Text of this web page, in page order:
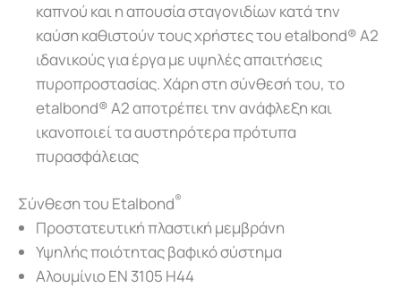
καπνού και η απουσία σταγονιδίων κατά την
καύση καθιστούν τους χρήστες του etalbond® A2
ιδανικούς για έργα με υψηλές απαιτήσεις
πυροπροστασίας. Χάρη στη σύνθεσή του, το
etalbond® A2 αποτρέπει την ανάφλεξη και
ικανοποιεί τα αυστηρότερα πρότυπα
πυρασφάλειας
Σύνθεση του Etalbond®
Προστατευτική πλαστική μεμβράνη
Υψηλής ποιότητας βαφικό σύστημα
Αλουμίνιο EN 3105 H44